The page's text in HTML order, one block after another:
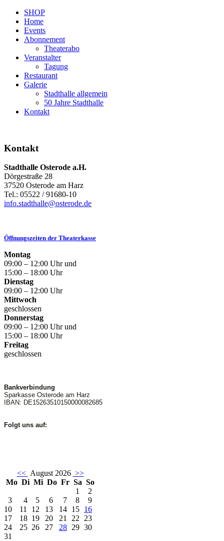
SHOP
Home
Events
Abonnement
Theaterabo
Veranstalter
Tagung
Restaurant
Galerie
Stadthalle allgemein
50 Jahre Stadthalle
Kontakt
Kontakt
Stadthalle Osterode a.H.
Dörgestraße 28
37520 Osterode am Harz
Tel.: 05522 / 91680-10
info.stadthalle@osterode.de
Öffnungszeiten der Theaterkasse
Montag
09:00 – 12:00 Uhr und
15:00 – 18:00 Uhr
Dienstag
09:00 – 12:00 Uhr
Mittwoch
geschlossen
Donnerstag
09:00 – 12:00 Uhr und
15:00 – 18:00 Uhr
Freitag
geschlossen
Bankverbindung
Sparkasse Osterode am Harz
IBAN: DE15263510150000082685
Folgt uns auf:
<< August 2026 >>
Mo Di Mi Do Fr Sa So
1
2
3
4 5 6 7 8
9
10
11 12 13 14 15 16
17
18 19 20 21 22 23
24
25 26 27 28 29 30
31